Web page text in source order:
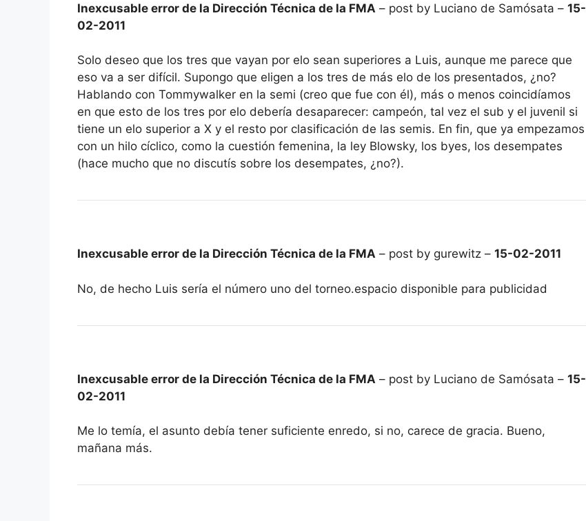
Inexcusable error de la Dirección Técnica de la FMA – post by Luciano de Samósata – 15-
02-2011
Solo deseo que los tres que vayan por elo sean superiores a Luis, aunque me parece que
eso va a ser difícil. Supongo que eligen a los tres de más elo de los presentados, ¿no?
Hablando con Tommywalker en la semi (creo que fue con él), más o menos coincidíamos
en que esto de los tres por elo debería desaparecer: campeón, tal vez el sub y el juvenil si
tiene un elo superior a X y el resto por clasificación de las semis. En fin, que ya empezamos
con un hilo cíclico, como la cuestión femenina, la ley Blowsky, los byes, los desempates
(hace mucho que no discutís sobre los desempates, ¿no?).
Inexcusable error de la Dirección Técnica de la FMA – post by gurewitz – 15-02-2011
No, de hecho Luis sería el número uno del torneo.espacio disponible para publicidad
Inexcusable error de la Dirección Técnica de la FMA – post by Luciano de Samósata – 15-
02-2011
Me lo temía, el asunto debía tener suficiente enredo, si no, carece de gracia. Bueno,
mañana más.